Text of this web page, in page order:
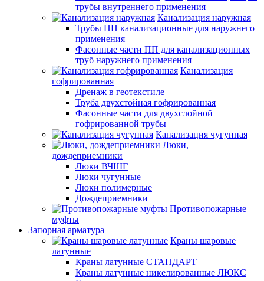
трубы внутреннего применения
Канализация наружная
Трубы ПП канализационные для наружнего
применения
Фасонные части ПП для канализационных
труб наружнего применения
Канализация
гофрированная
Дренаж в геотекстиле
Труба двухстойная гофрированная
Фасонные части для двухслойной
гофрированной трубы
Канализация чугунная
Люки,
дождеприемники
Люки ВЧШГ
Люки чугунные
Люки полимерные
Дождеприемники
Противопожарные
муфты
Запорная арматура
Краны шаровые
латунные
Краны латунные СТАНДАРТ
Краны латунные никелированные ЛЮКС